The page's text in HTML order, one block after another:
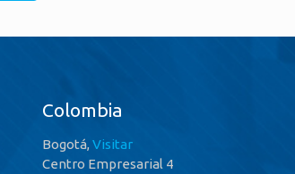
Colombia
Bogotá,Visitar
Centro Empresarial 4